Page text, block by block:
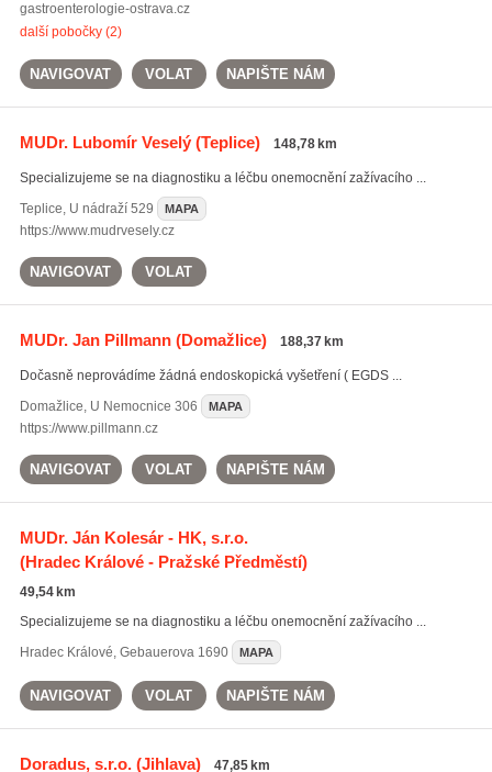
gastroenterologie-ostrava.cz
další pobočky (2)
NAVIGOVAT VOLAT NAPIŠTE NÁM
MUDr. Lubomír Veselý(Teplice) 148,78 km
Specializujeme se na diagnostiku a léčbu onemocnění zažívacího ...
Teplice, U nádraží 529 MAPA
https://www.mudrvesely.cz
NAVIGOVAT VOLAT
MUDr. Jan Pillmann(Domažlice) 188,37 km
Dočasně neprovádíme žádná endoskopická vyšetření ( EGDS ...
Domažlice, U Nemocnice 306 MAPA
https://www.pillmann.cz
NAVIGOVAT VOLAT NAPIŠTE NÁM
MUDr. Ján Kolesár - HK, s.r.o.
(Hradec Králové - Pražské Předměstí)
49,54 km
Specializujeme se na diagnostiku a léčbu onemocnění zažívacího ...
Hradec Králové, Gebauerova 1690 MAPA
NAVIGOVAT VOLAT NAPIŠTE NÁM
Doradus, s.r.o.(Jihlava) 47,85 km